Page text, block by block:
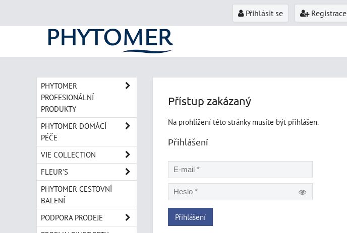
Přihlásit se Registrace
Přístup zakázaný
Na prohlížení této stránky musíte být přihlášen.
Přihlášení
Přihlášení
PHYTOMER
PROFESIONÁLNÍ
PRODUKTY
PHYTOMER DOMÁCÍ
PÉČE
VIE COLLECTION
FLEUR'S
PHYTOMER CESTOVNÍ
BALENÍ
PODPORA PRODEJE